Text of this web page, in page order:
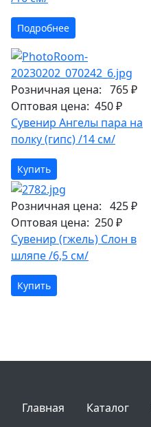
Подробнее
Розничная цена: 765 ₽
Оптовая цена: 450 ₽
Сувенир Ангелы пара на
полку (гипс) /14 см/
Купить
Розничная цена: 425 ₽
Оптовая цена: 250 ₽
Сувенир (гжель) Слон в
шляпе /6,5 см/
Купить
Главная Каталог